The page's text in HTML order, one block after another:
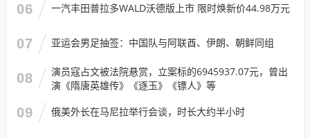
06 一汽丰田普拉多WALD沃德版上市 限时焕新价44.98万元
07 亚运会男足抽签：中国队与阿联酋、伊朗、朝鲜同组
08
演员寇占文被法院悬赏，立案标的6945937.07元，曾出
演《隋唐英雄传》《逐玉》《镖人》等
09 俄美外长在马尼拉举行会谈，时长大约半小时